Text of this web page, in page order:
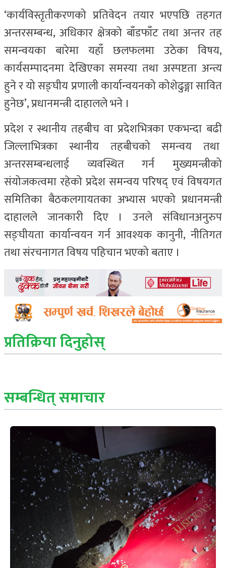
‘कार्यविस्तृतीकरणको प्रतिवेदन तयार भएपछि तहगत
अन्तरसम्बन्ध, अधिकार क्षेत्रको बाँडफाँट तथा अन्तर तह
समन्वयका बारेमा यहाँ छलफलमा उठेका विषय,
कार्यसम्पादनमा देखिएका समस्या तथा अस्पष्टता अन्त्य
हुने र यो सङ्घीय प्रणाली कार्यान्वयनको कोशेढुङ्गा सावित
हुनेछ’, प्रधानमन्त्री दाहालले भने ।
प्रदेश र स्थानीय तहबीच वा प्रदेशभित्रका एकभन्दा बढी
जिल्लाभित्रका स्थानीय तहबीचको समन्वय तथा
अन्तरसम्बन्धलाई व्यवस्थित गर्न मुख्यमन्त्रीको
संयोजकत्वमा रहेको प्रदेश समन्वय परिषद् एवं विषयगत
समितिका बैठकलगायतका अभ्यास भएको प्रधानमन्त्री
दाहालले जानकारी दिए । उनले संविधानअनुरुप
सङ्घीयता कार्यान्वयन गर्न आवश्यक कानुनी, नीतिगत
तथा संरचनागत विषय पहिचान भएको बताए ।
प्रतिक्रिया दिनुहोस्
सम्बन्धित् समाचार